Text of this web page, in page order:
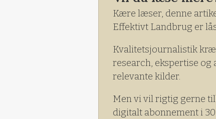
Kære læser, denne
Effektivt Landbrug er
Kvalitetsjournalistik
research, ekspertise og
relevante kilder.
Men vi vil rigtig gerne
digitalt abonnement i